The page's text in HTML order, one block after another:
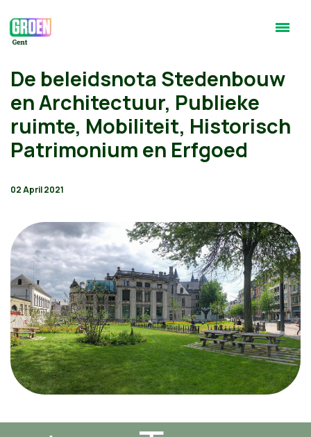
De beleidsnota Stedenbouw
en Architectuur, Publieke
ruimte, Mobiliteit, Historisch
Patrimonium en Erfgoed
02 April 2021